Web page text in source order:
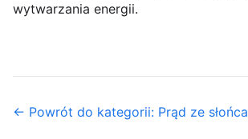
wytwarzania energii.
← Powrót do kategorii: Prąd ze słońca